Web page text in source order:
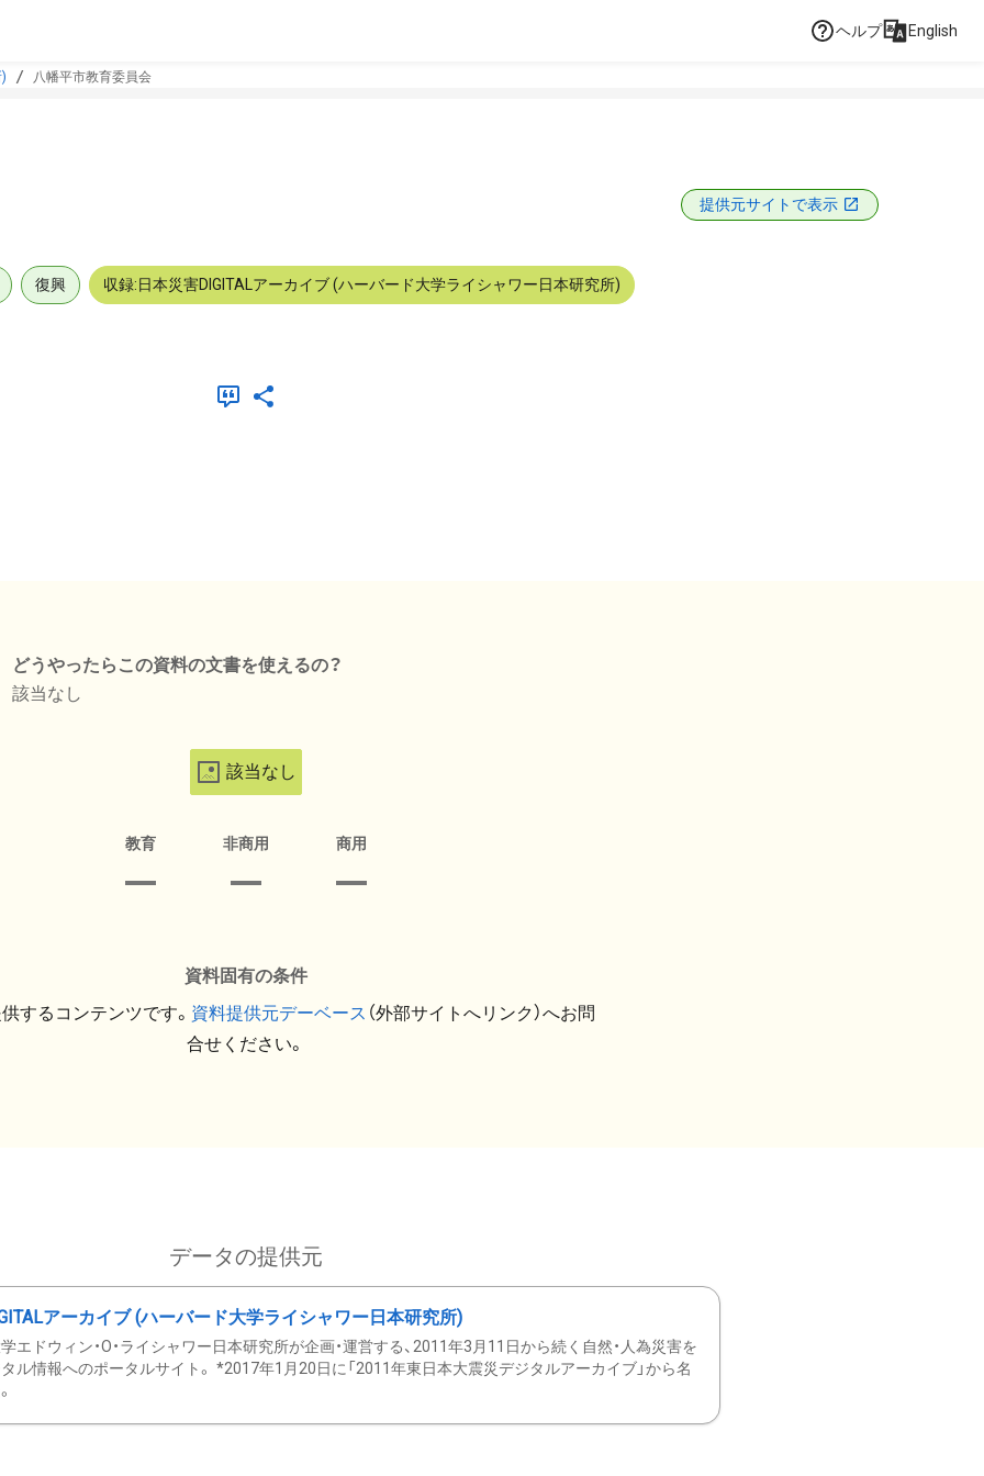
ヘルプ English
八幡平市教育委員会
提供元サイトで表示
復興 収録:日本災害DIGITALアーカイブ (ハーバード大学ライシャワー日本研究所)
どうやったらこの資料の文書を使えるの？
該当なし
該当なし
教育 非商用 商用
資料固有の条件
するコンテンツです。 資料提供元デーベース （外部サイトへリンク）へお問
合せください。
データの提供元
アーカイブ (ハーバード大学ライシャワー日本研究所)
エドウィン・O・ライシャワー日本研究所が企画・運営する、2011年3月11日から続く自然・人為災害を
ル情報へのポータルサイト。 *2017年1月20日に「2011年東日本大震災デジタルアーカイブ」から名